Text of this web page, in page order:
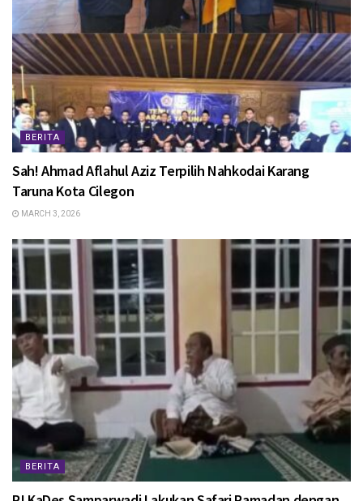
BERITA
Sah! Ahmad Aflahul Aziz Terpilih Nahkodai Karang
Taruna Kota Cilegon
MARCH 3, 2026
BERITA